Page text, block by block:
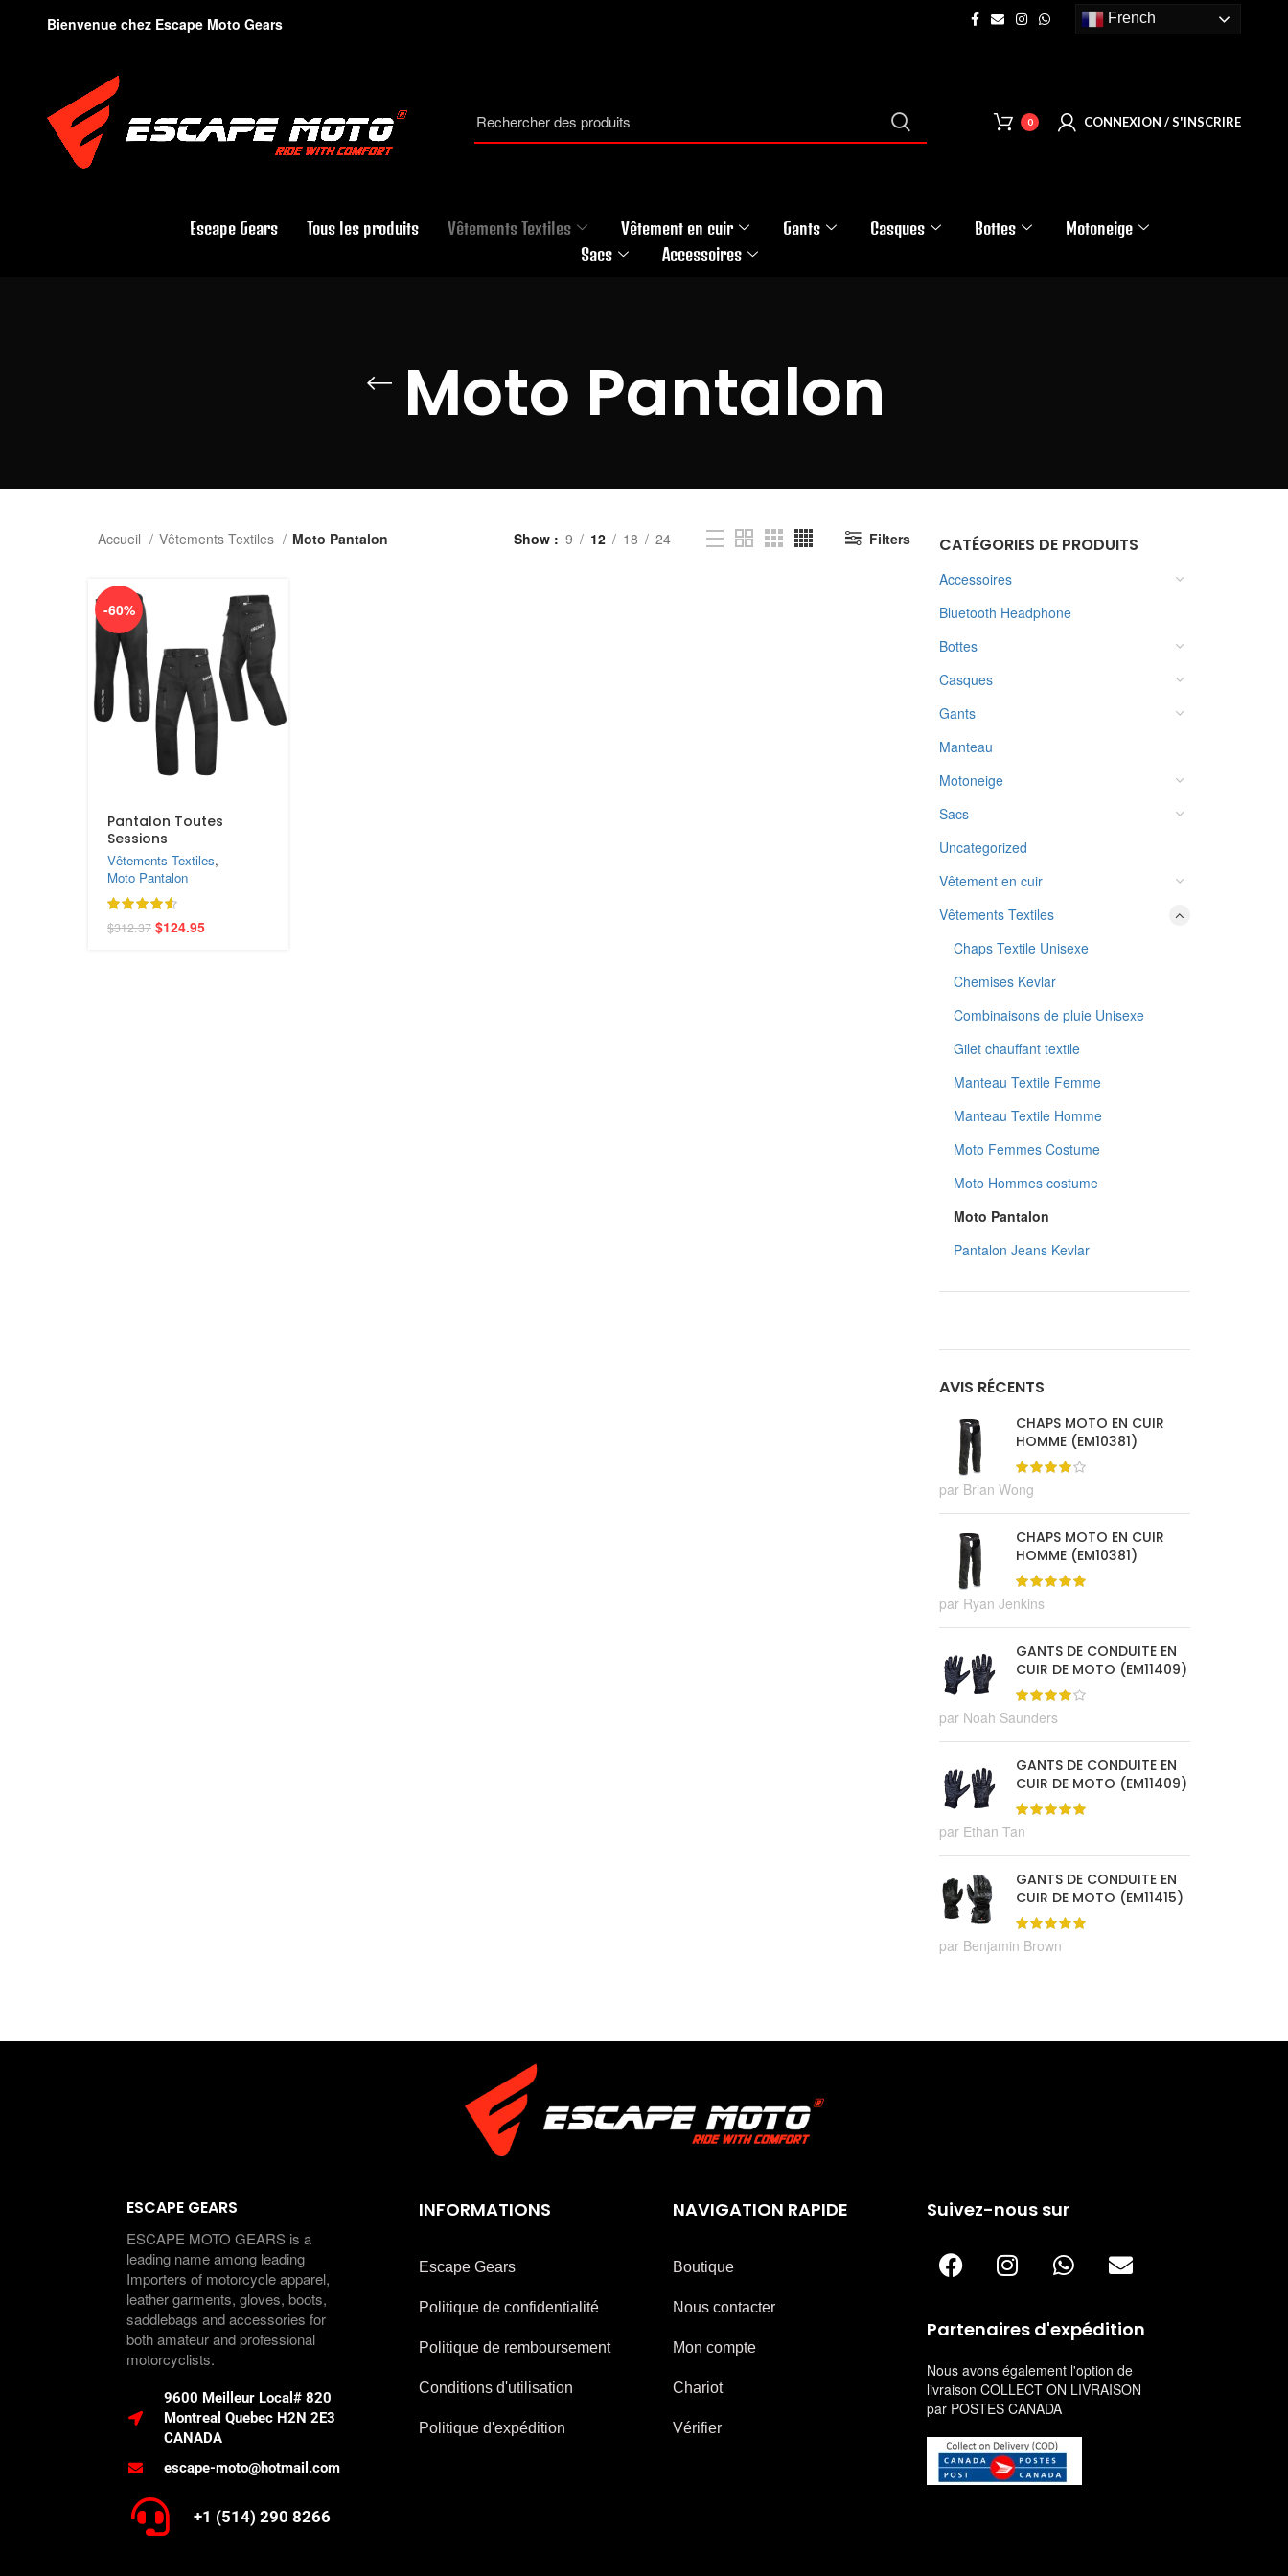
Bienvenue chez Escape Moto Gears French
0 CONNEXION / S'INSCRIRE
Escape Gears Tous les produits Vêtements Textiles Vêtement en cuir Gants Casques Bottes
Motoneige
Sacs
Accessoires
Moto Pantalon
CATÉGORIES DE PRODUITS
Accessoires
Bluetooth Headphone
Bottes
Casques
Gants
Manteau
Motoneige
Sacs
Uncategorized
Vêtement en cuir
Vêtements Textiles
Chaps Textile Unisexe
Chemises Kevlar
Combinaisons de pluie Unisexe
Gilet chauffant textile
Manteau Textile Femme
Manteau Textile Homme
Moto Femmes Costume
Moto Hommes costume
Moto Pantalon
Pantalon Jeans Kevlar
AVIS RÉCENTS
CHAPS MOTO EN CUIR
HOMME (EM10381)
par Brian Wong
CHAPS MOTO EN CUIR
HOMME (EM10381)
par Ryan Jenkins
GANTS DE CONDUITE EN
CUIR DE MOTO (EM11409)
par Noah Saunders
GANTS DE CONDUITE EN
CUIR DE MOTO (EM11409)
par Ethan Tan
GANTS DE CONDUITE EN
CUIR DE MOTO (EM11415)
par Benjamin Brown
Accueil Vêtements Textiles Moto Pantalon Show 9 12 18 24 Filters
-60%
Pantalon Toutes
Sessions
Imperméable/Armure
CE avec Doublure
Vêtements Textiles,
Moto Pantalon
$312.37 $124.95
ESCAPE GEARS
ESCAPE MOTO GEARS is a
leading name among leading
Importers of motorcycle apparel,
leather garments, gloves, boots,
saddlebags and accessories for
both amateur and professional
motorcyclists.
9600 Meilleur Local# 820
Montreal Quebec H2N 2E3
CANADA
escape-moto@hotmail.com
+1 (514) 290 8266
INFORMATIONS
Escape Gears
Politique de confidentialité
Politique de remboursement
Conditions d'utilisation
Politique d'expédition
NAVIGATION RAPIDE
Boutique
Nous contacter
Mon compte
Chariot
Vérifier
Suivez-nous sur
Partenaires d'expédition
Nous avons également l'option de
livraison COLLECT ON LIVRAISON
par POSTES CANADA